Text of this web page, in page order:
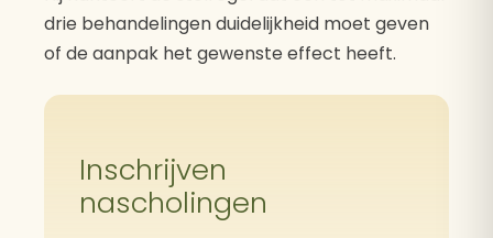
drie behandelingen duidelijkheid moet geven
of de aanpak het gewenste effect heeft.
Inschrijven
nascholingen